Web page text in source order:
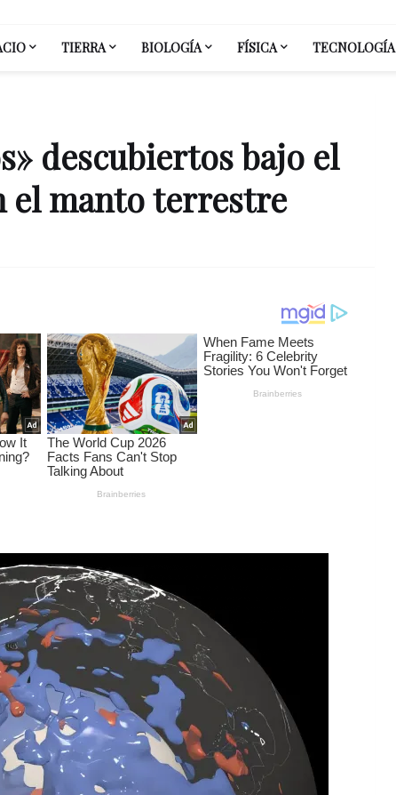
TIERRA BIOLOGÍA FÍSICA TECNOLOGÍA
descubiertos bajo el
el manto terrestre